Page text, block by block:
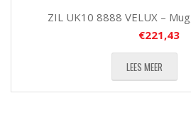
ZIL UK10 8888 VELUX –
€221,43
LEES MEER